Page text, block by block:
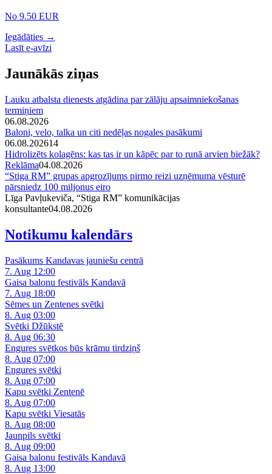
No 9.50 EUR
Iegādāties →
Lasīt e-avīzi
Jaunākās ziņas
Lauku atbalsta dienests atgādina par zālāju apsaimniekošanas
termiņiem
06.08.2026
Baloni, velo, talka un citi nedēļas nogales pasākumi
06.08.202614
Hidrolizēts kolagēns: kas tas ir un kāpēc par to runā arvien biežāk?
Reklāma04.08.2026
“Stiga RM” grupas apgrozījums pirmo reizi uzņēmuma vēsturē
pārsniedz 100 miljonus eiro
Līga Pavļukeviča, “Stiga RM” komunikācijas
konsultante04.08.2026
Notikumu kalendārs
Pasākums Kandavas jauniešu centrā
7. Aug 12:00
Gaisa balonu festivāls Kandavā
7. Aug 18:00
Sēmes un Zentenes svētki
8. Aug 03:00
Svētki Džūkstē
8. Aug 06:30
Engures svētkos būs krāmu tirdziņš
8. Aug 07:00
Engures svētki
8. Aug 07:00
Kapu svētki Zentenē
8. Aug 07:00
Kapu svētki Viesatās
8. Aug 08:00
Jaunpils svētki
8. Aug 09:00
Gaisa balonu festivāls Kandavā
8. Aug 13:00